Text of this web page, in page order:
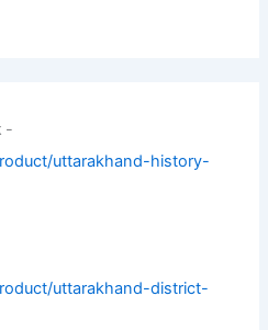
-
uttarakhand-history-
uttarakhand-district-